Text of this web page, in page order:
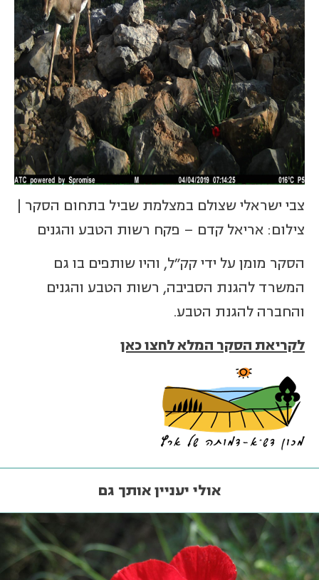
צבי ישראלי שצולם במצלמת שביל בתחום הסקר |
צילום: אריאל קדם – פקח רשות הטבע והגנים
הסקר מומן על ידי קק"ל, והיו שותפים בו גם
המשרד להגנת הסביבה, רשות הטבע והגנים
והחברה להגנת הטבע.
לקריאת הסקר המלא לחצו כאן
אולי יעניין אותך גם